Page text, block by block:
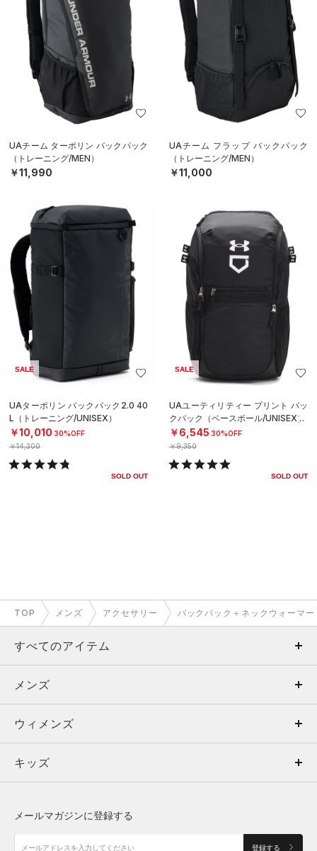
UAチーム ターポリン バックパック
（トレーニング/MEN）
￥11,990
UAチーム フラップ バックパック
（トレーニング/MEN）
￥11,000
SALE
UAターポリン バックパック2.0 40
L（トレーニング/UNISEX）
￥10,010 30%OFF
￥14,300
SOLD OUT
SALE
UAユーティリティー プリント バッ
クパック（ベースボール/UNISEX）
￥6,545 30%OFF
￥9,350
SOLD OUT
TOP メンズ アクセサリー バックパック＋ネックウォーマー
すべてのアイテム
メンズ
ウィメンズ
キッズ
アクセサリー
メンズ
トップス
ボトムス
アクセサリー
ウィメンズ
トップス
シューズ
キッズ
メールマガジンに登録する
登録する